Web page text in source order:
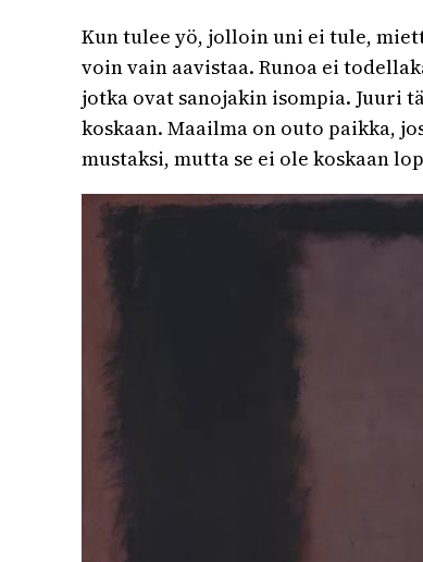
Kun tulee yö, jolloin uni ei tule,
voin vain aavistaa. Runoa ei
jotka ovat sanojakin isompia. Juuri
koskaan. Maailma on outo paikka,
mustaksi, mutta se ei ole koskaan